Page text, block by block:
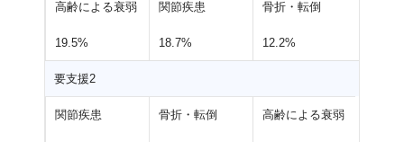
高齢による衰弱
19.5%
関節疾患
18.7%
骨折・転倒
12.2%
要支援2
関節疾患 骨折・転倒 高齢による衰弱